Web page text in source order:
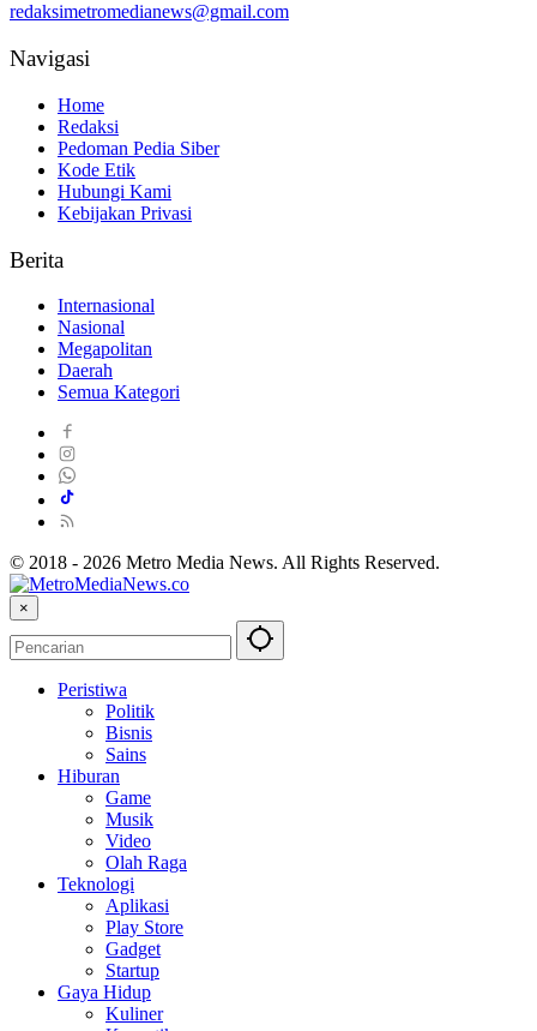
redaksimetromedianews@gmail.com
Navigasi
Home
Redaksi
Pedoman Pedia Siber
Kode Etik
Hubungi Kami
Kebijakan Privasi
Berita
Internasional
Nasional
Megapolitan
Daerah
Semua Kategori
© 2018 - 2026 Metro Media News. All Rights Reserved.
×
Peristiwa
Politik
Bisnis
Sains
Hiburan
Game
Musik
Video
Olah Raga
Teknologi
Aplikasi
Play Store
Gadget
Startup
Gaya Hidup
Kuliner